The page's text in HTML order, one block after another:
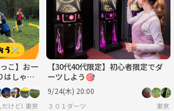
こ】お一
はしゃい
公園【第
けどはしゃぎたい ～カムバックチルドレン～ 【累計参
東京
【30代40代限定】初心者限定でダ
ーツしよう🎯
9/24(木) 20:00
３０１ダーツ 東京